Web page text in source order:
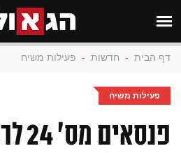
דף הבית - חדשות - פעילות משיח
פעילות משיח